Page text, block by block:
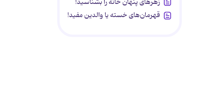
قهرمان‌های خسته یا والدین مفید!